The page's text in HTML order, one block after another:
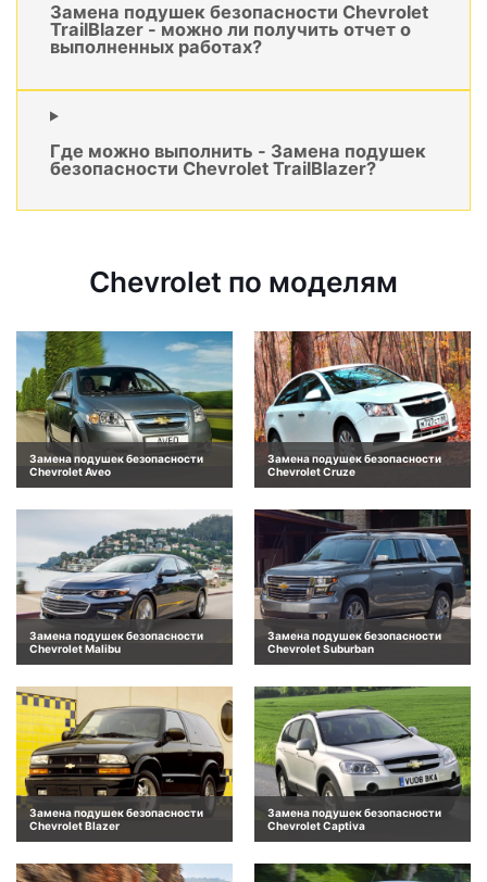
Замена подушек безопасности Chevrolet
TrailBlazer - можно ли получить отчет о
выполненных работах?
Где можно выполнить - Замена подушек
безопасности Chevrolet TrailBlazer?
Chevrolet по моделям
Замена подушек безопасности
Chevrolet Aveo
Замена подушек безопасности
Chevrolet Cruze
Замена подушек безопасности
Chevrolet Malibu
Замена подушек безопасности
Chevrolet Suburban
Замена подушек безопасности
Chevrolet Blazer
Замена подушек безопасности
Chevrolet Captiva